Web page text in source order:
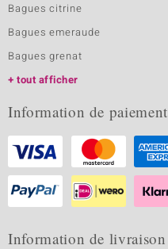
Bagues citrine
Bagues emeraude
Bagues grenat
tout afficher
Information de paiement
Information de livraison